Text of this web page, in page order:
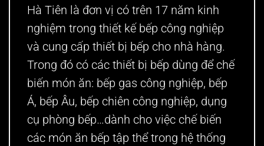
Hà Tiên là đơn vị có trên 17 năm kinh
nghiệm trong thiết kế bếp công nghiệp
và cung cấp thiết bị bếp cho nhà hàng.
Trong đó có các thiết bị bếp dùng để chế
biến món ăn: bếp gas công nghiệp, bếp
Á, bếp Âu, bếp chiên công nghiệp, dụng
cụ phòng bếp…dành cho việc chế biến
các món ăn bếp tập thểtrong hệ thống